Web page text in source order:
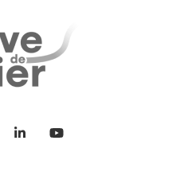
le compte Facebook
vers le compte Instagram
Lien vers le compte
Lien vers la chaîne